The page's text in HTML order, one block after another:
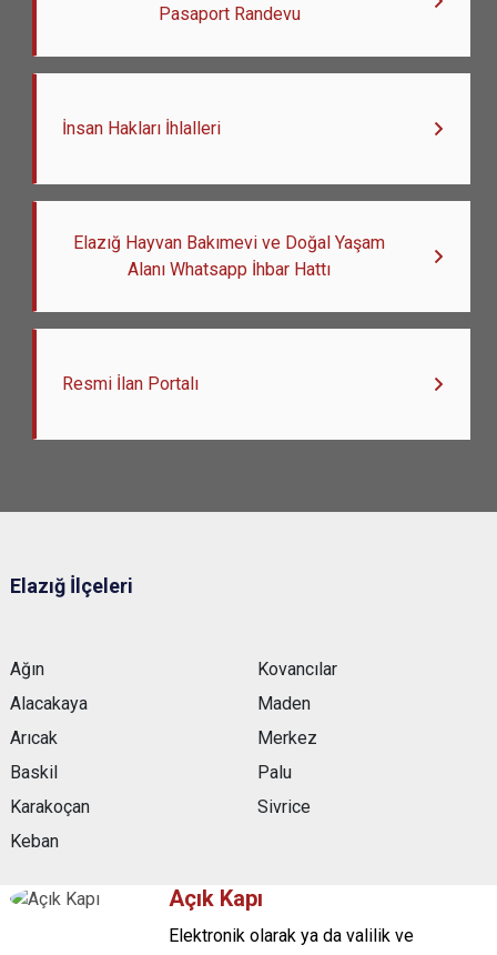
Pasaport Randevu
İnsan Hakları İhlalleri
Elazığ Hayvan Bakımevi ve Doğal Yaşam
Alanı Whatsapp İhbar Hattı
Resmi İlan Portalı
Elazığ İlçeleri
Ağın
Alacakaya
Arıcak
Baskil
Karakoçan
Keban
Kovancılar
Maden
Merkez
Palu
Sivrice
Açık Kapı
Elektronik olarak ya da valilik ve